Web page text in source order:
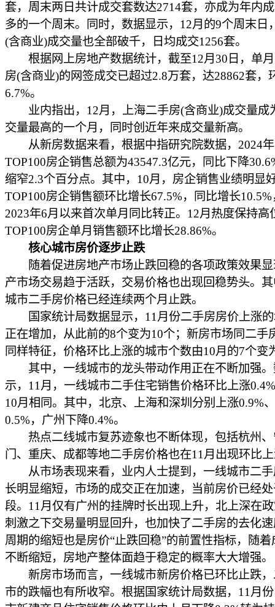
套，周末两日共计成交套数达2714套，亦成为年内
多的一个周末。同时，数据显示，12月的9个周末日
(含商业)成交量也全部破千，日均成交1256套。
根据网上房地产数据统计，截至12月30日，单
房(含商业)的网签成交已超过2.8万套，达28862套，
6.7%。
业内指出，12月，上海二手房(含商业)成交量成
交量最高的一个月，同时创近年来成交量新高。
从新房数据来看，根据中指研究院数据，2024年
TOP100房企销售总额为43547.3亿元，同比下降
缩窄2.3个百分点。其中，10月，房企销售业绩明显
TOP100房企销售额环比增长67.5%，同比增长
2023年6月以来首次单月同比转正。12月热度保持高
TOP100房企单月销售额环比增长28.86%。
核心城市房价逐步止跌
随着促进房地产市场止跌回稳的各项政策效果显
产市场交易趋于活跃，交易价格也出现回稳势头。
城市二手房价格已经连续两个月止跌。
国家统计局数据显示，11月份二手房房价上涨的
正在增加，从此前的8个变为10个；新房市场同二手
同样特征，价格环比上涨的城市个数由10月的7个变
其中，一线城市的龙头带动作用正在不断加强。
示，11月，一线城市二手住宅销售价格环比上涨
10月相同。其中，北京、上海和深圳分别上涨0.9%
0.5%，广州下降0.4%。
热点二线城市复苏迹象也不断体现，包括杭州、
门、重庆、成都等地二手房价格也在11月出现环比
从市场表现来看，业内人士提到，一线城市二手
长明显缩短，市场的成交正在加速，当前房价已经
段。11月仅有广州的挂牌时长出现上升，北上深在
刺激之下交易量明显回升，也加快了二手房的去化
周期的缩短也是房价“止跌回稳”的前置性指标，随着
不断缩短，房地产整体面趋于稳定的概率大大增强。
新房市场而言，一线城市新房价格已环比止跌，
市的跌幅也有所收窄。根据国家统计局数据，11月